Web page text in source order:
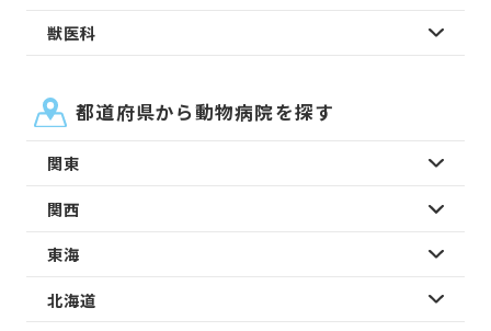
獣医科
都道府県から動物病院を探す
関東
関西
東海
北海道